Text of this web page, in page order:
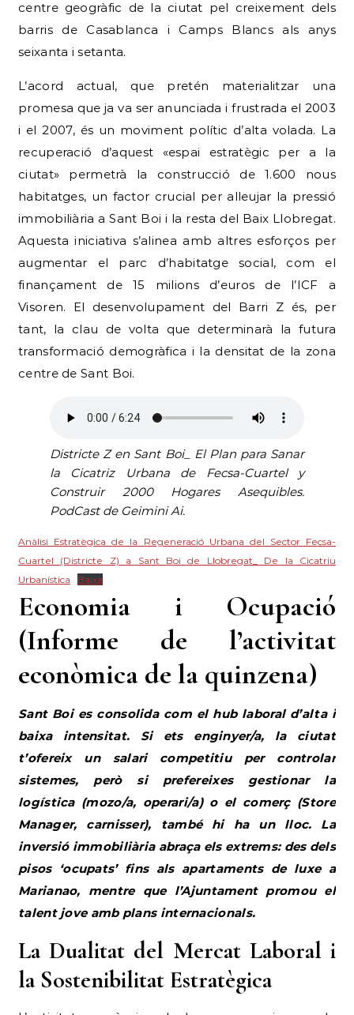
centre geogràfic de la ciutat pel creixement dels
barris de Casablanca i Camps Blancs als anys
seixanta i setanta.
L’acord actual, que pretén materialitzar una
promesa que ja va ser anunciada i frustrada el 2003
i el 2007, és un moviment polític d’alta volada. La
recuperació d’aquest «espai estratègic per a la
ciutat» permetrà la construcció de 1.600 nous
habitatges, un factor crucial per alleujar la pressió
immobiliària a Sant Boi i la resta del Baix Llobregat.
Aquesta iniciativa s’alinea amb altres esforços per
augmentar el parc d’habitatge social, com el
finançament de 15 milions d’euros de l’ICF a
Visoren. El desenvolupament del Barri Z és, per
tant, la clau de volta que determinarà la futura
transformació demogràfica i la densitat de la zona
centre de Sant Boi.
Districte Z en Sant Boi_ El Plan para Sanar
la Cicatriz Urbana de Fecsa-Cuartel y
Construir 2000 Hogares Asequibles.
PodCast de Geimini Ai.
Anàlisi Estratègica de la Regeneració Urbana del Sector Fecsa-
Cuartel (Districte Z) a Sant Boi de Llobregat_ De la Cicatriu
Urbanística
Baixa
Economia i Ocupació
(Informe de l’activitat
econòmica de la quinzena)
Sant Boi es consolida com el hub laboral d’alta i
baixa intensitat. Si ets enginyer/a, la ciutat
t’ofereix un salari competitiu per controlar
sistemes, però si prefereixes gestionar la
logística (mozo/a, operari/a) o el comerç (Store
Manager, carnisser), també hi ha un lloc. La
inversió immobiliària abraça els extrems: des dels
pisos ‘ocupats’ fins als apartaments de luxe a
Marianao, mentre que l’Ajuntament promou el
talent jove amb plans internacionals.
La Dualitat del Mercat Laboral i
la Sostenibilitat Estratègica